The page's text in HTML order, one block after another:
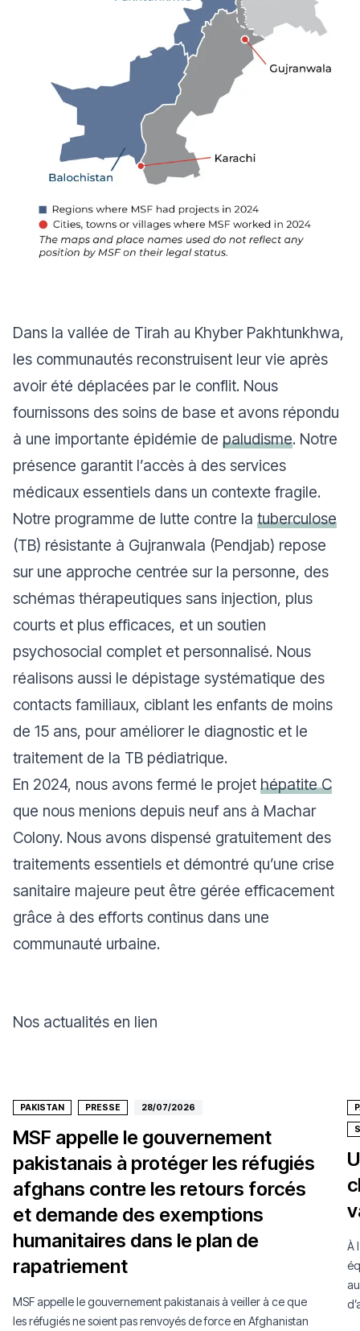
Dans la vallée de Tirah au Khyber Pakhtunkhwa,
les communautés reconstruisent leur vie après
avoir été déplacées par le conflit. Nous
fournissons des soins de base et avons répondu
à une importante épidémie de paludisme. Notre
présence garantit l’accès à des services
médicaux essentiels dans un contexte fragile.
Notre programme de lutte contre la tuberculose
(TB) résistante à Gujranwala (Pendjab) repose
sur une approche centrée sur la personne, des
schémas thérapeutiques sans injection, plus
courts et plus efficaces, et un soutien
psychosocial complet et personnalisé. Nous
réalisons aussi le dépistage systématique des
contacts familiaux, ciblant les enfants de moins
de 15 ans, pour améliorer le diagnostic et le
traitement de la TB pédiatrique.
En 2024, nous avons fermé le projet hépatite C
que nous menions depuis neuf ans à Machar
Colony. Nous avons dispensé gratuitement des
traitements essentiels et démontré qu’une crise
sanitaire majeure peut être gérée efficacement
grâce à des efforts continus dans une
communauté urbaine.
Nos actualités en lien
PAKISTAN PRESSE 28/07/2026
MSF appelle le gouvernement
pakistanais à protéger les réfugiés
afghans contre les retours forcés
et demande des exemptions
humanitaires dans le plan de
rapatriement
MSF appelle le gouvernement pakistanais à veiller à ce que
les réfugiés ne soient pas renvoyés de force en Afghanistan
À